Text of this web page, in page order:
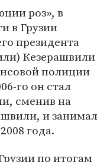
роз», в
в Грузии
президента
Кезерашвили
полиции
го он стал
сменив на
и занимал
года.
по итогам